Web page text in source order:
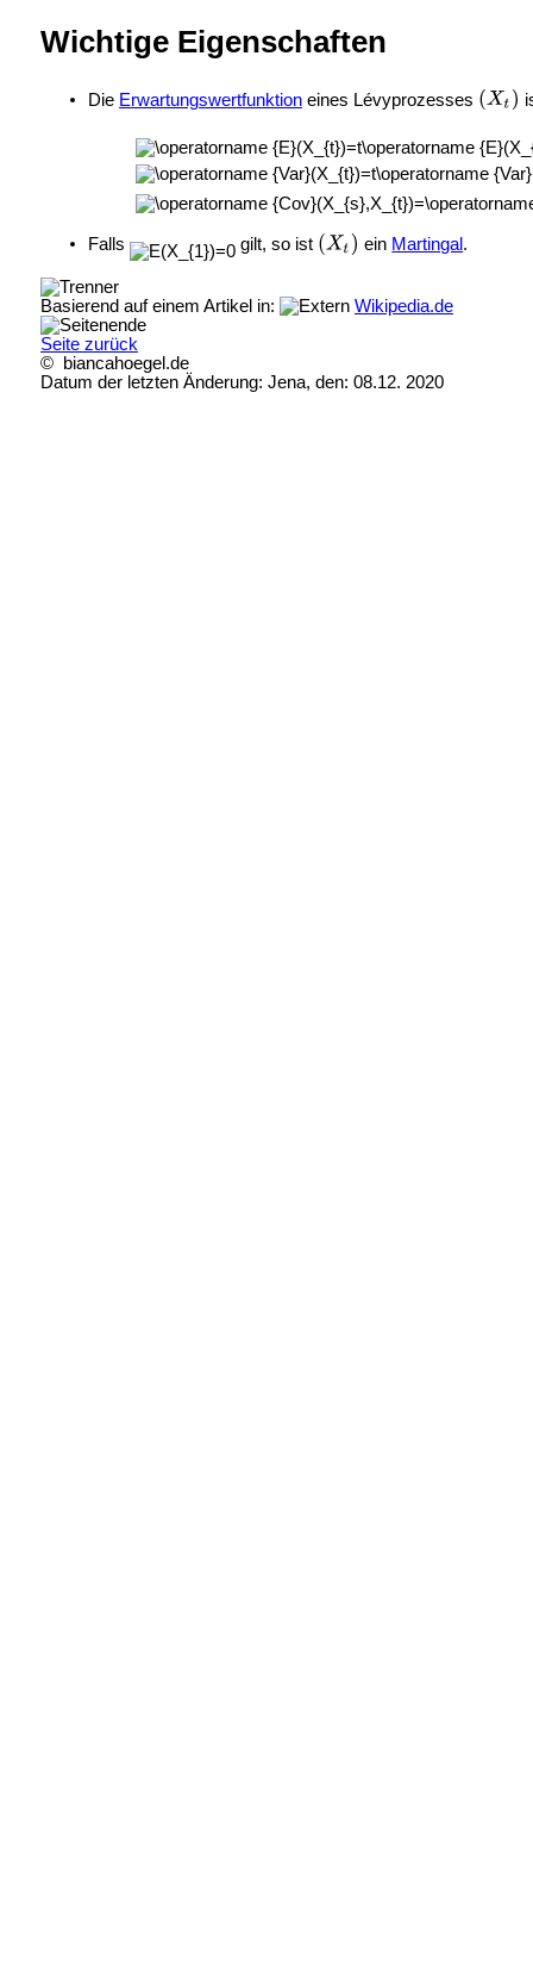
Wichtige Eigenschaften
Die Erwartungswertfunktioneines Lévyprozesses
Falls gilt, so ist ein Martingal.
Basierend auf einem Artikel in:
Wikipedia.de
Seite zurück
© biancahoegel.de
Datum der letzten Änderung: Jena, den: 08.12. 2020